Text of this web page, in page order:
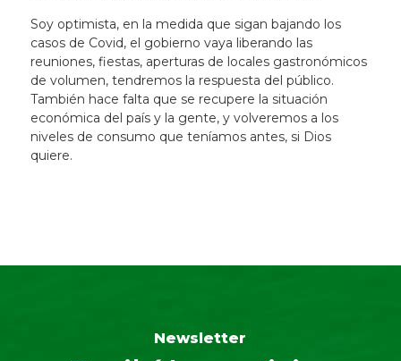
Soy optimista, en la medida que sigan bajando los
casos de Covid, el gobierno vaya liberando las
reuniones, fiestas, aperturas de locales gastronómicos
de volumen, tendremos la respuesta del público.
También hace falta que se recupere la situación
económica del país y la gente, y volveremos a los
niveles de consumo que teníamos antes, si Dios
quiere.
Newsletter